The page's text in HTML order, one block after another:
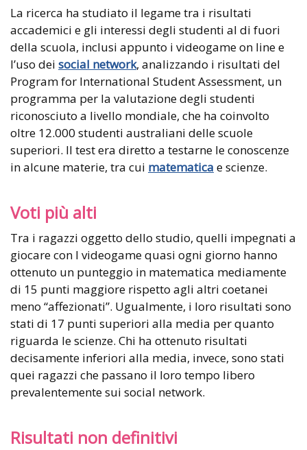
La ricerca ha studiato il legame tra i risultati
accademici e gli interessi degli studenti al di fuori
della scuola, inclusi appunto i videogame on line e
l’uso dei social network, analizzando i risultati del
Program for International Student Assessment, un
programma per la valutazione degli studenti
riconosciuto a livello mondiale, che ha coinvolto
oltre 12.000 studenti australiani delle scuole
superiori. Il test era diretto a testarne le conoscenze
in alcune materie, tra cui matematica e scienze.
Voti più alti
Tra i ragazzi oggetto dello studio, quelli impegnati a
giocare con I videogame quasi ogni giorno hanno
ottenuto un punteggio in matematica mediamente
di 15 punti maggiore rispetto agli altri coetanei
meno “affezionati”. Ugualmente, i loro risultati sono
stati di 17 punti superiori alla media per quanto
riguarda le scienze. Chi ha ottenuto risultati
decisamente inferiori alla media, invece, sono stati
quei ragazzi che passano il loro tempo libero
prevalentemente sui social network.
Risultati non definitivi